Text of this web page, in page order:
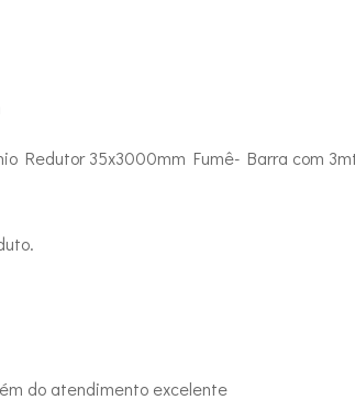
Redutor 35x3000mm Fumê- Barra com
do atendimento excelente